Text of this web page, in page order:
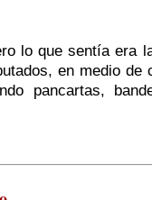
lo que sentía era
en medio de
pancartas,